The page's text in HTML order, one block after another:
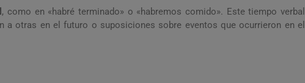
, como en «habré terminado» o «habremos comido». Este tiempo verbal
a otras en el futuro o suposiciones sobre eventos que ocurrieron en el